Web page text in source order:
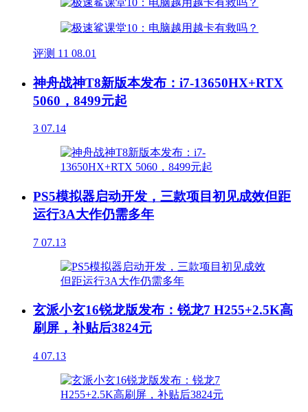
评测 11 08.01
神舟战神T8新版本发布：i7-13650HX+RTX
5060，8499元起
3 07.14
PS5模拟器启动开发，三款项目初见成效但距
运行3A大作仍需多年
7 07.13
玄派小玄16锐龙版发布：锐龙7 H255+2.5K高
刷屏，补贴后3824元
4 07.13